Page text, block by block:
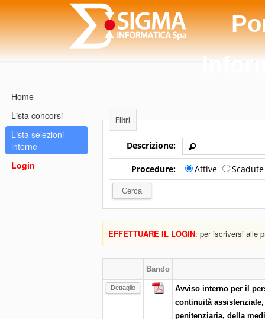
Home
Lista concorsi
Lista selezioni
interne
Login
Filtri
Descrizione:
Procedure: Attive
EFFETTUARE IL LOGIN: per iscriversi alle
Bando
Dettaglio
Avviso interno per il
continuità
penitenziaria, della